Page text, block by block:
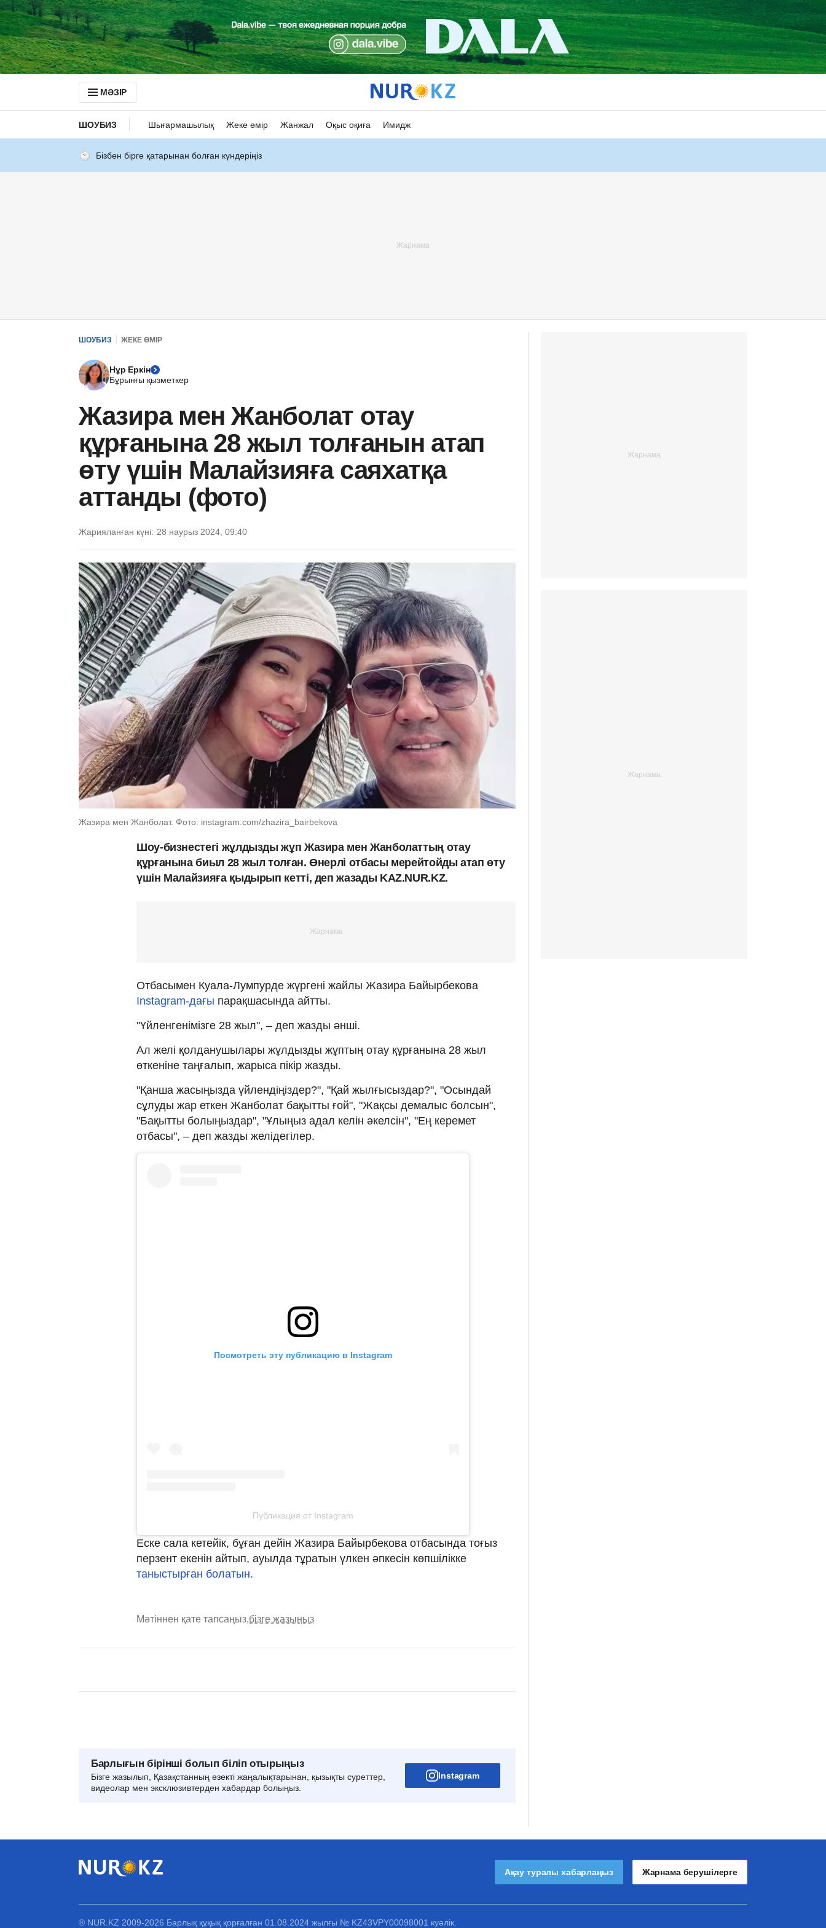
МӘЗІР
ШОУБИЗ Шығармашылық Жеке өмір Жанжал Оқыс оқиға Имидж
Бізбен бірге қатарынан болған күндеріңіз
ШОУБИЗ ЖЕКЕ ӨМІР
Нұр Еркін
Бұрынғы қызметкер
Жазира мен Жанболат отау
құрғанына 28 жыл толғанын атап
өту үшін Малайзияға саяхатқа
аттанды (фото)
Жарияланған күні: 28 наурыз 2024, 09:40
Жазира мен Жанболат. Фото: instagram.com/zhazira_bairbekova
Шоу-бизнестегі жұлдызды жұп Жазира мен Жанболаттың отау
құрғанына биыл 28 жыл толған. Өнерлі отбасы мерейтойды атап өту
үшін Малайзияға қыдырып кетті, деп жазады KAZ.NUR.KZ.
Отбасымен Куала-Лумпурде жүргені жайлы Жазира Байырбекова
Instagram-дағы парақшасында айтты.
"Үйленгенімізге 28 жыл", – деп жазды әнші.
Ал желі қолданушылары жұлдызды жұптың отау құрғанына 28 жыл
өткеніне таңғалып, жарыса пікір жазды.
"Қанша жасыңызда үйлендіңіздер?", "Қай жылғысыздар?", "Осындай
сұлуды жар еткен Жанболат бақытты ғой", "Жақсы демалыс болсын",
"Бақытты болыңыздар", "Ұлыңыз адал келін әкелсін", "Ең керемет
отбасы", – деп жазды желідегілер.
Посмотреть эту публикацию в Instagram
Публикация от Instagram
Еске сала кетейік, бұған дейін Жазира Байырбекова отбасында тоғыз
перзент екенін айтып, ауылда тұратын үлкен әпкесін көпшілікке
таныстырған болатын.
Мәтіннен қате тапсаңыз,бізге жазыңыз
Барлығын бірінші болып біліп отырыңыз
Бізге жазылып, Қазақстанның өзекті жаңалықтарынан, қызықты суреттер,
видеолар мен эксклюзивтерден хабардар болыңыз.
Instagram
Ақау туралы хабарлаңыз Жарнама берушілерге
® NUR.KZ 2009-2026 Барлық құқық қорғалған 01.08.2024 жылғы № KZ43VPY00098001 куәлік.